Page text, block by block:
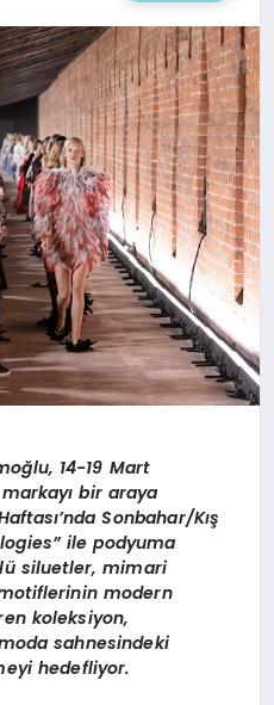
14-19 Mart
bir araya
Sonbahar/Kış
ile podyuma
siluetler, mimari
modern
koleksiyon,
sahnesindeki
hedefliyor.